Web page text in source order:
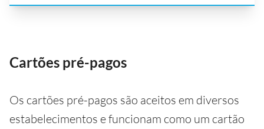
Cartões pré-pagos
Os cartões pré-pagos são aceitos em diversos
estabelecimentos e funcionam como um cartão